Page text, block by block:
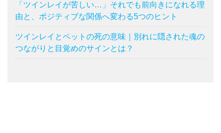
「ツインレイが苦しい…」それでも前向きになれる理
由と、ポジティブな関係へ変わる5つのヒント
ツインレイとペットの死の意味｜別れに隠された魂の
つながりと目覚めのサインとは？